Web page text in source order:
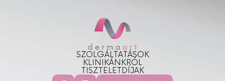
SZOLGÁLTATÁSOK
KLINIKÁNKRÓL
TISZTELETDÍJAK